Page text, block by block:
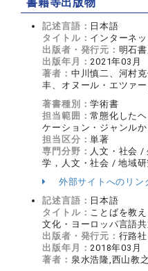
書籍等出版物
記述言語： 日本語
タイトル： インターネ
出版者・発行元： 明石
出版年月：2021年03月
著者： 中川慎二、河村
丰、オヌール・エツァ
著書種別：学術書
担当範囲：常態化した
ケーション・ジャンル
担当区分：単著
専門分野： 人文・社会 /
学，人文・社会 / 地域研
外部サイトへのリン
記述言語： 日本語
タイトル： ことばを教
文化・ヨーロッパ言語
出版者・発行元： 行路社
出版年月：2018年03月
著者： 泉水浩隆,西山教